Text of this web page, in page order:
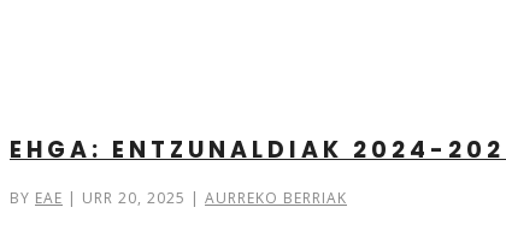
EHGA: ENTZUNALDIAK 2024-
BY EAE | URR 20, 2025 | AURREKO BERRIAK